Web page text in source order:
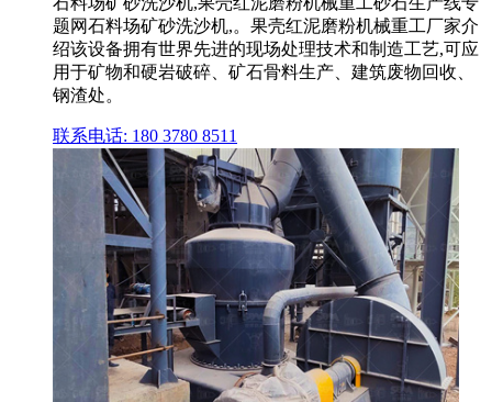
题网石料场矿砂洗沙机,。果壳红泥磨粉机械重工厂家介
绍该设备拥有世界先进的现场处理技术和制造工艺,可应
用于矿物和硬岩破碎、矿石骨料生产、建筑废物回收、
钢渣处。
联系电话: 180 3780 8511